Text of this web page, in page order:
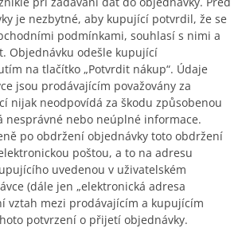
je nezbytné, aby kupující potvrdil, že se
podmínkami, souhlasí s nimi a
Objednávku odešle kupující
na tlačítko „Potvrdit nákup“. Údaje
jsou prodávajícím považovány za
nijak neodpovídá za škodu způsobenou
nesprávné nebo neúplné informace.
po obdržení objednávky toto obdržení
poštou, a to na adresu
uvedenou v uživatelském
(dále jen „elektronická adresa
vztah mezi prodávajícím a kupujícím
potvrzení o přijetí objednávky.